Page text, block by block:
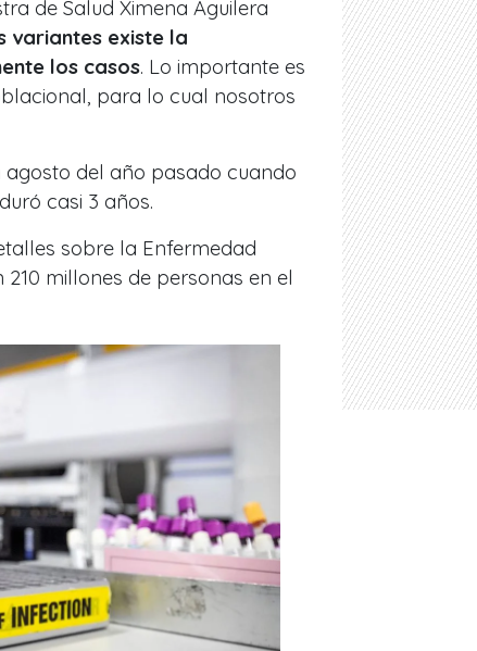
de Salud Ximena Aguilera
variantes existe la
los casos. Lo importante es
para lo cual nosotros
del año pasado cuando
casi 3 años.
sobre la Enfermedad
millones de personas en el